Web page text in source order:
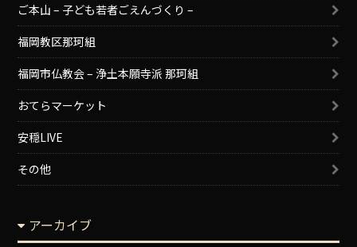
ご本山 – 子ども若者ごえんづくり –
福岡教区那珂組
福岡市仏教会 – 浄土本願寺派 那珂組
おてらマーケット
安穏LIVE
その他
アーカイブ